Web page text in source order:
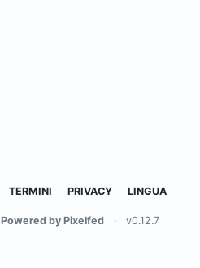
TERMINI PRIVACY LINGUA
Powered by Pixelfed · v0.12.7